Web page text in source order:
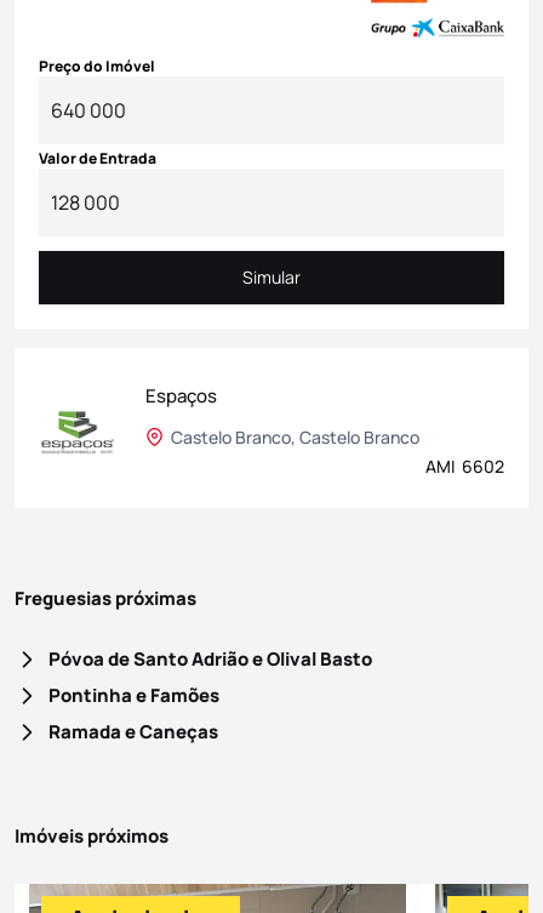
Preço do Imóvel
Valor de Entrada
Simular
Simular
Espaços
Castelo Branco, Castelo Branco
AMI 6602
Freguesias próximas
Póvoa de Santo Adrião e Olival Basto
Pontinha e Famões
Ramada e Caneças
Imóveis próximos